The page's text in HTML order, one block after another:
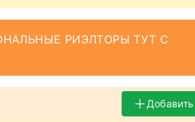
РИЭЛТОРЫ ТУТ С